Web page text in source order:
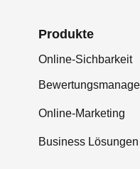
Produkte
Online-Sichbarkeit
Online-Marketing
Business Lösungen